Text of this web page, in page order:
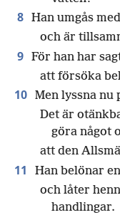
8 Han umgås
och är
9 För han har
att försöka
10 Men lyssna nu
Det är
göra något
att den
11 Han belönar
och låter
handlingar.